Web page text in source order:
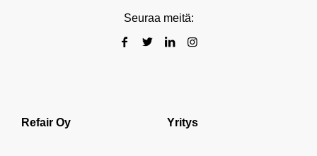
Seuraa meitä:
Refair Oy Yritys